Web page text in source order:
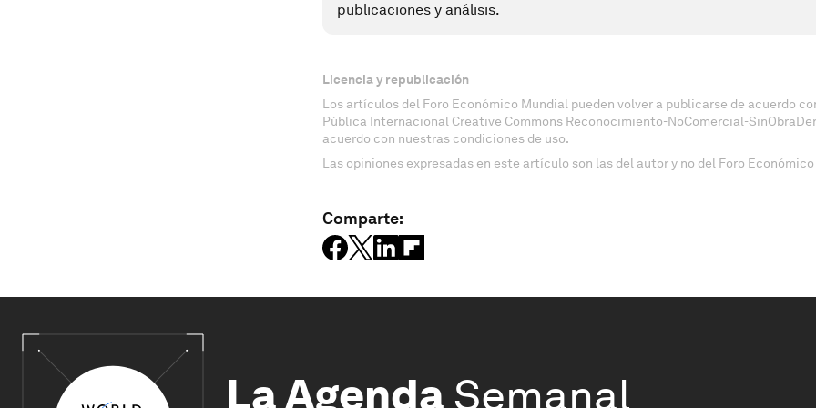
publicaciones y análisis.
Licencia y republicación
Los artículos del Foro Económico Mundial pueden volver a publicarse de acuerdo
Pública Internacional Creative Commons Reconocimiento-NoComercial-
acuerdo con nuestras condiciones de uso.
Las opiniones expresadas en este artículo son las del autor y no del Foro
Comparte:
La Agenda Semanal